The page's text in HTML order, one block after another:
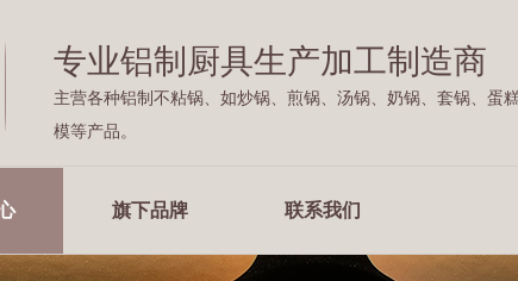
专业铝制厨具生产加工制造商
主营各种铝制不粘锅、如炒锅、煎锅、汤锅、奶锅、套锅、蛋
模等产品。
旗下品牌 联系我们